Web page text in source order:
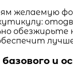
желаемую
обезжирьте
и